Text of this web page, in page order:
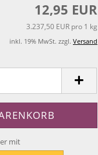
12,95 EUR
3.237,50 EUR pro 1 kg
inkl. 19% MwSt. zzgl. Versand
mit